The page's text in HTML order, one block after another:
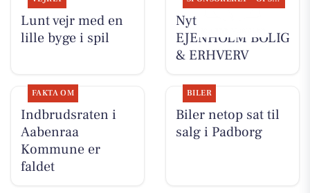
Lunt vejr med en
lille byge i spil
Nyt fra
EJENHOLM BOLIG
& ERHVERV
FAKTA OM
Indbrudsraten i
Aabenraa
Kommune er
faldet
BILER
Biler netop sat til
salg i Padborg